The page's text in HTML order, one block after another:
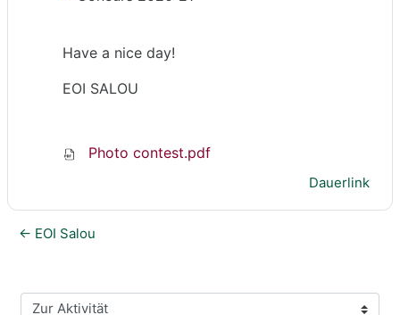
Have a nice day!
EOI SALOU
Photo contest.pdf
Dauerlink
← EOI Salou